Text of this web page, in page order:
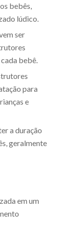
bebês,
lúdico.
ser
bebê.
para
e
a duração
geralmente
em um